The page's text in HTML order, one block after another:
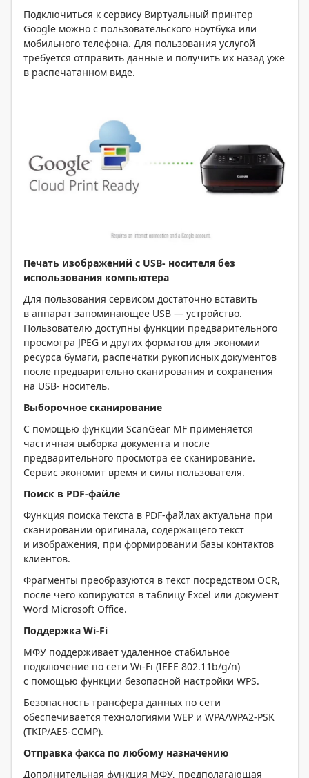
Подключиться к сервису Виртуальный принтер
Google можно с пользовательского ноутбука или
мобильного телефона. Для пользования услугой
требуется отправить данные и получить их назад уже
в распечатанном виде.
Печать изображений с USB- носителя без
использования компьютера
Для пользования сервисом достаточно вставить
в аппарат запоминающее USB — устройство.
Пользователю доступны функции предварительного
просмотра JPEG и других форматов для экономии
ресурса бумаги, распечатки рукописных документов
после предварительно сканирования и сохранения
на USB- носитель.
Выборочное сканирование
С помощью функции ScanGear MF применяется
частичная выборка документа и после
предварительного просмотра ее сканирование.
Сервис экономит время и силы пользователя.
Поиск в PDF-файле
Функция поиска текста в PDF-файлах актуальна при
сканировании оригинала, содержащего текст
и изображения, при формировании базы контактов
клиентов.
Фрагменты преобразуются в текст посредством OCR,
после чего копируются в таблицу Excel или документ
Word Microsoft Office.
Поддержка Wi-Fi
МФУ поддерживает удаленное стабильное
подключение по сети Wi-Fi (IEEE 802.11b/g/n)
с помощью функции безопасной настройки WPS.
Безопасность трансфера данных по сети
обеспечивается технологиями WEP и WPA/WPA2-PSK
(TKIP/AES-CCMP).
Отправка факса по любому назначению
Дополнительная функция МФУ, предполагающая